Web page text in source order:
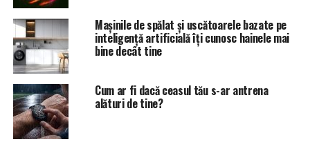
Milenialii aleg să se plimbe în parc și nu renunță la
timpul personal în favoarea carierei | Sibiul de AZI
NU RATATI
Incredibil. Ce s-a ales cu 1,7 miliarde de euro,
prejudiciul adus de inculpaţii de la Lukoil | Sibiul de AZI
Mașinile de spălat și uscătoarele bazate pe
inteligență artificială îți cunosc hainele mai
bine decât tine
Cum ar fi dacă ceasul tău s-ar antrena
alături de tine?